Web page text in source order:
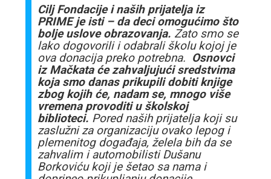
Cilj Fondacije i naših prijatelja iz
PRIME je isti – da deci omogućimo što
bolje uslove obrazovanja. Zato smo se
lako dogovorili i odabrali školu kojoj je
ova donacija preko potrebna. Osnovci
iz Mačkata će zahvaljujući sredstvima
koja smo danas prikupili dobiti knjige
zbog kojih će, nadam se, mnogo više
vremena provoditi u školskoj
biblioteci. Pored naših prijatelja koji su
zaslužni za organizaciju ovako lepog i
plemenitog događaja, želela bih da se
zahvalim i automobilisti Dušanu
Borkoviću koji je šetao sa nama i